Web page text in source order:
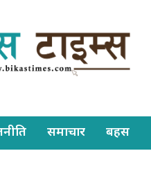
समाचार बहस